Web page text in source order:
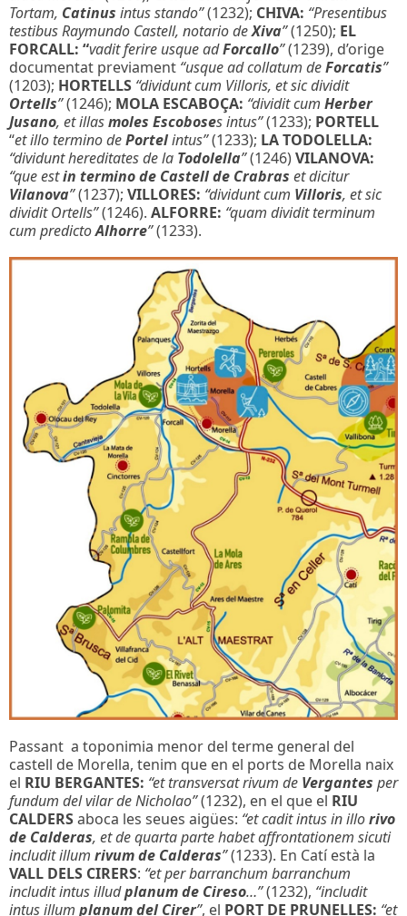
Tortam, Catinus intus stando”(1232); CHIVA: “Presentibus
testibus Raymundo Castell, notario deXiva”(1250); EL
FORCALL: “vadit ferire usque adForcallo”(1239), d’orige
documentat previament “usque ad collatum deForcatis”
(1203); HORTELLS “dividunt cum Villoris, et sic dividit
Ortells”(1246); MOLA ESCABOÇA: “dividit cum Herber
Jusano, et illasmoles Escoboses intus”(1233); PORTELL
“et illo termino dePortelintus”(1233); LA TODOLELLA:
“dividunt hereditates de la Todolella”(1246)VILANOVA:
“que estin termino de Castell de Crabras et dicitur
Vilanova”(1237); VILLORES: “dividunt cum Villoris, et sic
dividit Ortells”(1246). ALFORRE: “quam dividit terminum
cum predictoAlhorre”(1233).
Passant a toponimia menor del terme general del
castell de Morella, tenim que en el ports de Morella naix
el RIU BERGANTES: “et transversat rivum de Vergantes per
fundum del vilar de Nicholao”(1232), en el que el RIU
CALDERSaboca les seues aigües: “et cadit intus in illorivo
de Calderas, et de quarta parte habet affrontationem sicuti
includit illum rivum de Calderas”(1233). En Catí està la
VALL DELS CIRERS: “et per barranchum barranchum
includit intus illudplanum de Cireso…”(1232), “includit
intus illum planum del Cirer”, el PORT DE PRUNELLES: “et